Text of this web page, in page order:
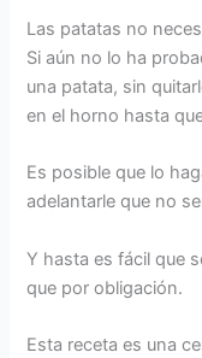
Las patatas no
Si aún no lo ha
una patata, sin
en el horno hasta
Es posible que lo
adelantarle que no
Y hasta es fácil que
que por obligación.
Esta receta es una